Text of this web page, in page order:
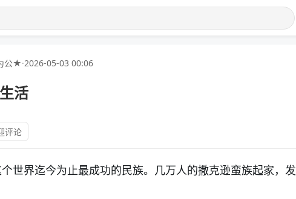
公★·2026-05-03 00:06
活
评论
世界迄今为止最成功的民族。几万人的撒克逊蛮族起家，发